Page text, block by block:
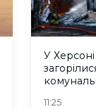
У
11:25